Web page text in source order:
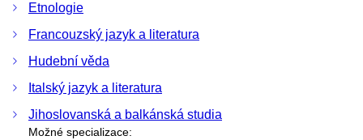
Etnologie
Francouzský jazyk a literatura
Hudební věda
Italský jazyk a literatura
Jihoslovanská a balkánská studia
Možné specializace: